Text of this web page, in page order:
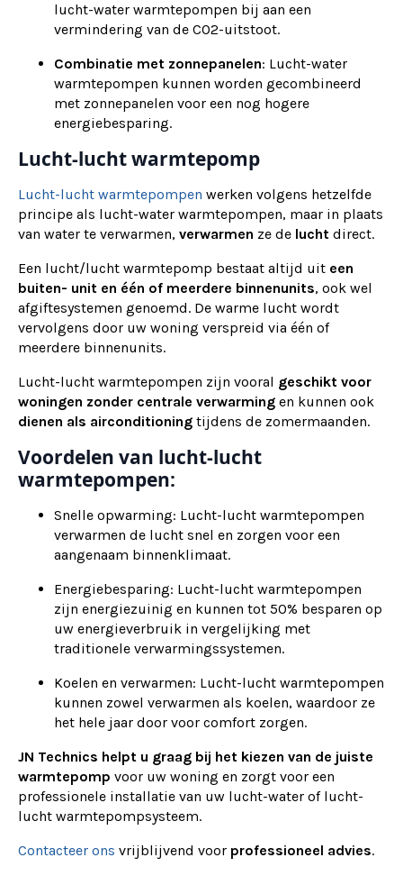
lucht-water warmtepompen bij aan een
vermindering van de CO2-uitstoot.
Combinatie met zonnepanelen: Lucht-water
warmtepompen kunnen worden gecombineerd
met zonnepanelen voor een nog hogere
energiebesparing.
Lucht-lucht warmtepomp
Lucht-lucht warmtepompen werken volgens hetzelfde
principe als lucht-water warmtepompen, maar in plaats
van water te verwarmen, verwarmen ze de lucht direct.
Een lucht/lucht warmtepomp bestaat altijd uit een
buiten- unit en één of meerdere binnenunits, ook wel
afgiftesystemen genoemd. De warme lucht wordt
vervolgens door uw woning verspreid via één of
meerdere binnenunits.
Lucht-lucht warmtepompen zijn vooral geschikt voor
woningen zonder centrale verwarming en kunnen ook
dienen als airconditioning tijdens de zomermaanden.
Voordelen van lucht-lucht
warmtepompen:
Snelle opwarming: Lucht-lucht warmtepompen
verwarmen de lucht snel en zorgen voor een
aangenaam binnenklimaat.
Energiebesparing: Lucht-lucht warmtepompen
zijn energiezuinig en kunnen tot 50% besparen op
uw energieverbruik in vergelijking met
traditionele verwarmingssystemen.
Koelen en verwarmen: Lucht-lucht warmtepompen
kunnen zowel verwarmen als koelen, waardoor ze
het hele jaar door voor comfort zorgen.
JN Technics helpt u graag bij het kiezen van de juiste
warmtepomp voor uw woning en zorgt voor een
professionele installatie van uw lucht-water of lucht-
lucht warmtepompsysteem.
Contacteer ons vrijblijvend voor professioneel advies.